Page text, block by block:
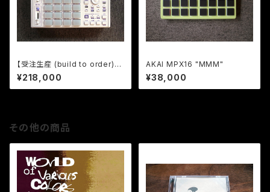
【受注生産 (build to order)】A
KAI MPC1000 "Flatline" cu
stom by ghostinmpc
¥218,000
AKAI MPX16 "MMM"
¥38,000
その他の商品